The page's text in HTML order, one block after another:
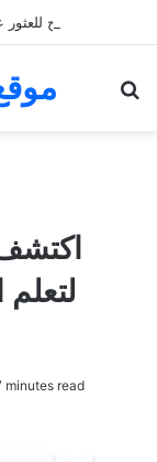
لتعلم
minutes read